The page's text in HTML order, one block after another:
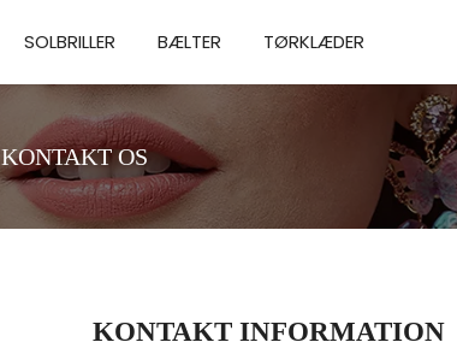
SOLBRILLER BÆLTER TØRKLÆDER
KONTAKT OS
KONTAKT INFORMATION